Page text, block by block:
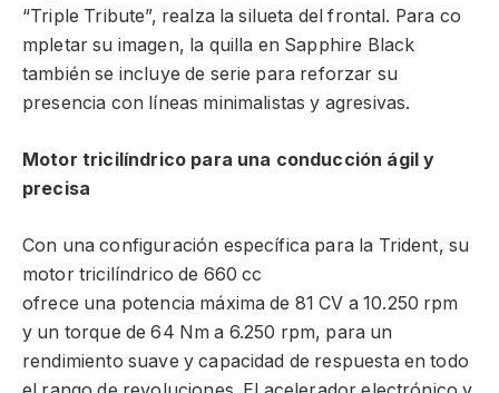
“Triple Tribute”, realza la silueta del frontal. Para co
mpletar su imagen, la quilla en Sapphire Black
también se incluye de serie para reforzar su
presencia con líneas minimalistas y agresivas.
Motor tricilíndrico para una conducción ágil y
precisa
Con una configuración específica para la Trident, su
motor tricilíndrico de 660 cc
ofrece una potencia máxima de 81 CV a 10.250 rpm
y un torque de 64 Nm a 6.250 rpm, para un
rendimiento suave y capacidad de respuesta en todo